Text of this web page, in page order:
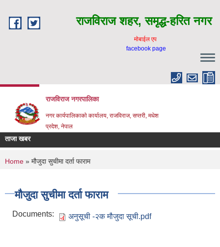
राजविराज शहर, समृद्ध-हरित नगर
माेबाईल एप
facebook page
राजविराज नगरपालिका
नगर कार्यपालिकाकाे कार्यालय, राजविराज, सप्तरी, मधेश
प्रदेश, नेपाल
ताजा खबर
You are here
Home » मौजुदा सुचीमा दर्ता फाराम
मौजुदा सुचीमा दर्ता फाराम
Documents: अनुसूची -२क मौजुदा सूची.pdf